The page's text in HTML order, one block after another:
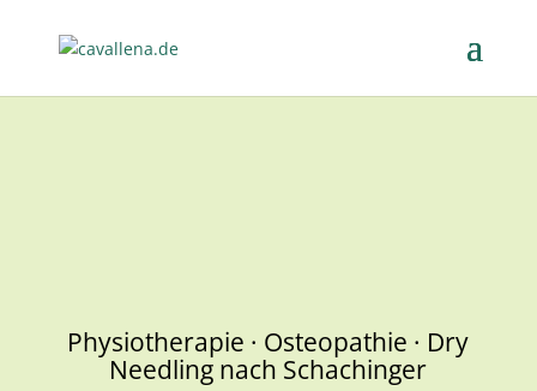
Physiotherapie · Osteopathie · Dry
Needling nach Schachinger